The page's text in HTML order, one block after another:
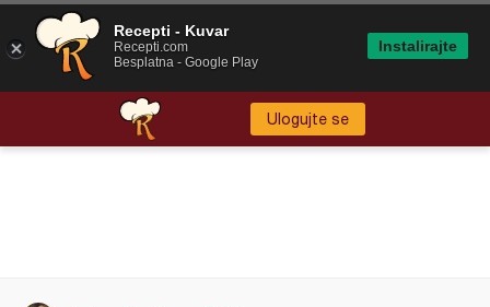
Ulogujte se
Recepti - Kuvar
Recepti.com
Besplatna - Google Play
Instalirajte